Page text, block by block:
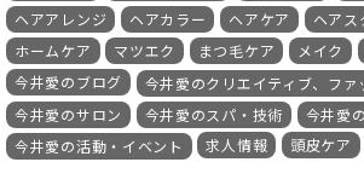
ヘアアレンジ
ヘアカラー ヘアケア ヘアス
ホームケア
マツエク まつ毛ケア メイク
今井愛のブログ
今井愛のクリエイティブ、ファ
今井愛のサロン
今井愛のスパ・技術
今井愛
今井愛の活動・イベント
求人情報 頭皮ケア